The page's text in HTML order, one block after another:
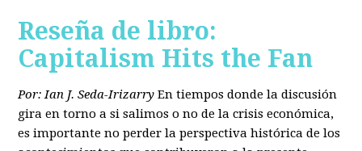
Reseña de libro:
Capitalism Hits the Fan
Por: Ian J. Seda-Irizarry En tiempos donde la discusión
gira en torno a si salimos o no de la crisis económica,
es importante no perder la perspectiva histórica de los